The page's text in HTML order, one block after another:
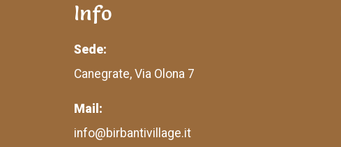
Info
Sede:
Canegrate, Via Olona 7
Mail:
info@birbantivillage.it